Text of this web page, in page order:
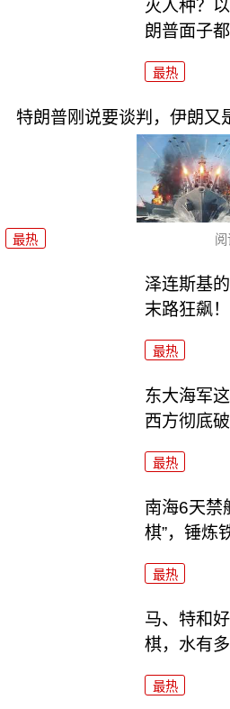
灭人种？
朗普面子都
最热
特朗普刚说要谈判，伊朗又
最热
泽连斯基
末路狂飙！
最热
东大海军
西方彻底破
最热
南海6天禁
棋”，锤炼
最热
马、特和
棋，水有多
最热